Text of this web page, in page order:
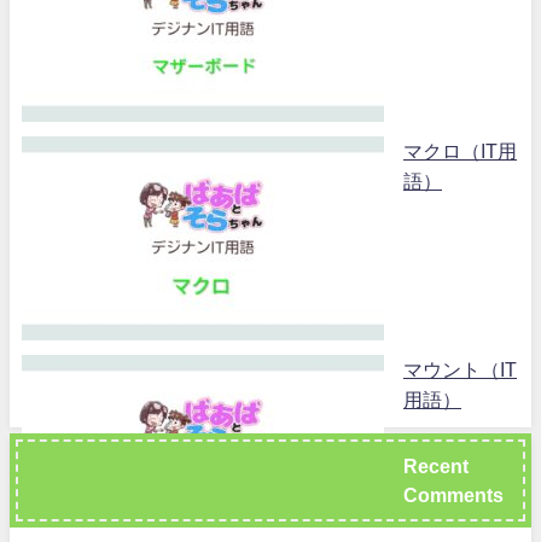
マクロ（IT用
語）
マウント（IT
用語）
Recent
Comments